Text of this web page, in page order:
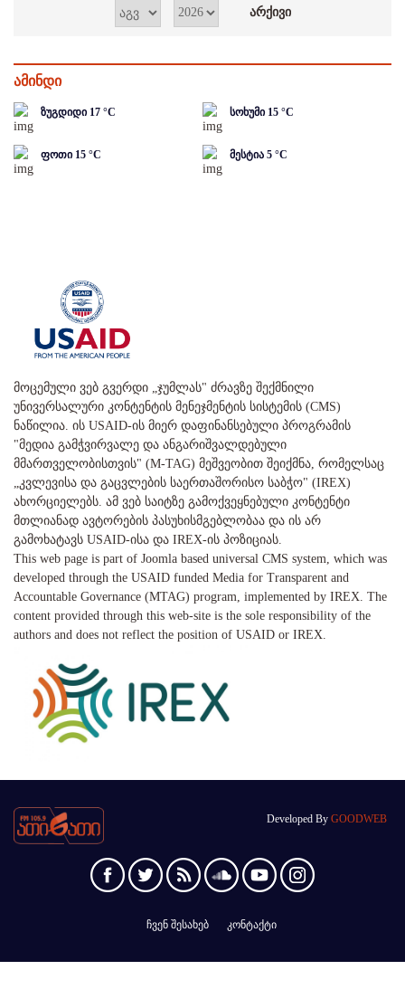
ამინდი
ზუგდიდი 17 °C სოხუმი 15 °C
ფოთი 15 °C მესტია 5 °C
მოცემული ვებ გვერდი „ჯუმლას" ძრავზე შექმნილი
უნივერსალური კონტენტის მენეჯმენტის სისტემის (CMS)
ნაწილია. ის USAID-ის მიერ დაფინანსებული პროგრამის
"მედია გამჭვირვალე და ანგარიშვალდებული
მმართველობისთვის" (M-TAG) მეშვეობით შეიქმნა, რომელსაც
„კვლევისა და გაცვლების საერთაშორისო საბჭო" (IREX)
ახორციელებს. ამ ვებ საიტზე გამოქვეყნებული კონტენტი
მთლიანად ავტორების პასუხისმგებლობაა და ის არ
გამოხატავს USAID-ისა და IREX-ის პოზიციას.
This web page is part of Joomla based universal CMS system, which was
developed through the USAID funded Media for Transparent and
Accountable Governance (MTAG) program, implemented by IREX. The
content provided through this web-site is the sole responsibility of the
authors and does not reflect the position of USAID or IREX.
Developed By GOODWEB
ჩვენ შესახებ კონტაქტი